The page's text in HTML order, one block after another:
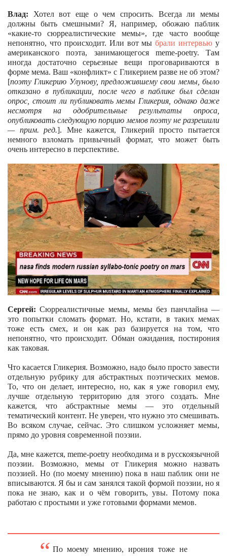
Влад: Хотел вот еще о чем спросить. Всегда ли мемы
должны быть смешными? Я, например, обожаю паблик
«какие-то сюрреалистические мемы», где часто вообще
непонятно, что происходит. Или вот мыбрали интервью у
американского поэта, занимающегося meme-poetry. Там
иногда достаточно серьезные вещи проговариваются в
форме мема. Ваш «конфликт» с Гликерием разве не об этом?
[поэту Гликерию Улунову, предложившему свои мемы, было
отказано в публикации, после чего в паблике был сделан
опрос, стоит ли публиковать мемы Гликерия, однако даже
несмотря на одобрительные результаты опроса,
опубликовать следующую порцию мемов поэту не разрешили
— прим. ред.]. Мне кажется, Гликерий просто пытается
немного взломать привычный формат, что может быть
очень интересно в перспективе.
Сергей: Сюрреалистичные мемы, мемы без панчлайна —
это попытки сломать формат. Но, кстати, в таких мемах
тоже есть смех, и он как раз базируется на том, что
непонятно, что происходит. Обман ожидания, постирония
как таковая.
Что касается Гликерия. Возможно, надо было просто завести
отдельную рубрику для абстрактных поэтических мемов.
То, что он делает, интересно, но, как я уже говорил ему,
лучше отдельную территорию для этого создать. Мне
кажется, что абстрактные мемы — это отдельный
тематический контент. Не уверен, что нужно это смешивать.
Во всяком случае, сейчас. Это слишком усложняет мемы,
прямо до уровня современной поэзии.
Да, мне кажется,meme-poetry необходима и в русскоязычной
поэзии. Возможно, мемы от Гликерия можно назвать
поэзией. Но (по моему мнению) пока в наш паблик они не
вписываются. Я бы и сам занялся такой формой поэзии, но я
пока не знаю, как и о чём говорить, увы. Потому пока
работаю с простыми и уже готовыми формами мемов.
По моему мнению, ирония тоже не